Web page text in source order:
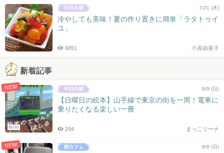
7/21 (木)
冷やしても美味！夏の作り置きに簡単「ラタトゥイ
ユ」
小原由美子
6851
新着記事
NEW
BLOG
8/9 (日)
【日曜日の絵本】山手線で東京の街を一周！電車に
乗りたくなる楽しい一冊
まっこリ〜ナ
294
NEW 8/9 (日)